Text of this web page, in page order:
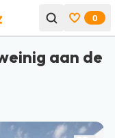
Bekijk
0
aan de